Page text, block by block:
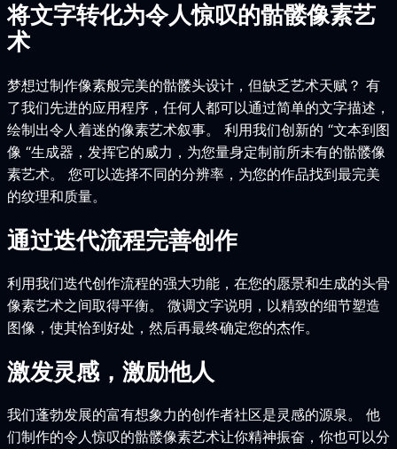
将文字转化为令人惊叹的骷髅像素艺
术
梦想过制作像素般完美的骷髅头设计，但缺乏艺术天赋？ 有
了我们先进的应用程序，任何人都可以通过简单的文字描述，
绘制出令人着迷的像素艺术叙事。 利用我们创新的 “文本到图
像 “生成器，发挥它的威力，为您量身定制前所未有的骷髅像
素艺术。 您可以选择不同的分辨率，为您的作品找到最完美
的纹理和质量。
通过迭代流程完善创作
利用我们迭代创作流程的强大功能，在您的愿景和生成的头骨
像素艺术之间取得平衡。 微调文字说明，以精致的细节塑造
图像，使其恰到好处，然后再最终确定您的杰作。
激发灵感，激励他人
我们蓬勃发展的富有想象力的创作者社区是灵感的源泉。 他
们制作的令人惊叹的骷髅像素艺术让你精神振奋，你也可以分